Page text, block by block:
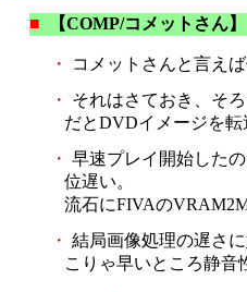
■ 【COMP/コメットさん】
・ コメットさんと言え
・
それはさておき、そ
だとDVDイメージを転
・ 早速プレイ開始した
位遅い。
流石にFIVAの
・ 結局画像処理の遅さ
こりゃ早いところ静音